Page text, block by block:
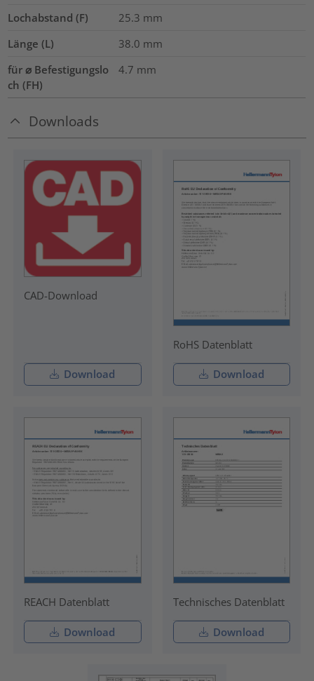
Lochabstand (F) 25.3 mm
Länge (L)
38.0 mm
für ⌀ Befestigungslo
ch (FH)
4.7 mm
Downloads
CAD-Download
Download
RoHS Datenblatt
Download
REACH Datenblatt
Download
Technisches Datenblatt
Download